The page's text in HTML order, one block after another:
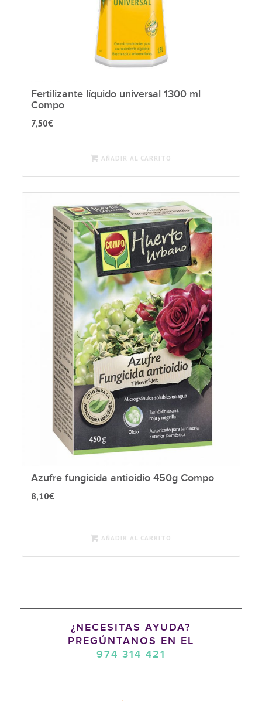
Fertilizante líquido universal 1300 ml
Compo
7,50€
AÑADIR AL CARRITO
Azufre fungicida antioidio 450g Compo
8,10€
AÑADIR AL CARRITO
¿NECESITAS AYUDA?
PREGÚNTANOS EN EL
974 314 421